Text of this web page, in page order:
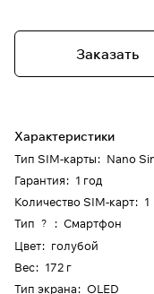
Заказать
Характеристики
Тип SIM-карты: Nano
Гарантия: 1 год
Количество SIM-карт: 1
Тип ? : Смартфон
Цвет: голубой
Вес: 172 г
Тип экрана: OLED